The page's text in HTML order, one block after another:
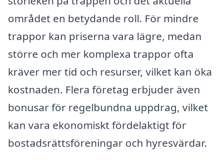
området en betydande roll. För mindre
trappor kan priserna vara lägre, medan
större och mer komplexa trappor ofta
kräver mer tid och resurser, vilket kan öka
kostnaden. Flera företag erbjuder även
bonusar för regelbundna uppdrag, vilket
kan vara ekonomiskt fördelaktigt för
bostadsrättsföreningar och hyresvärdar.